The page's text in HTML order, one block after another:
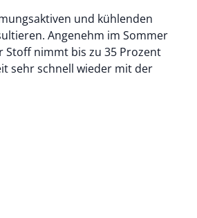
und kühlenden
Angenehm im Sommer
Stoff nimmt bis zu 35 Prozent
sehr schnell wieder mit der